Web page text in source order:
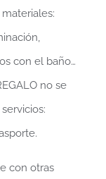
con el baño…
no se
con otras